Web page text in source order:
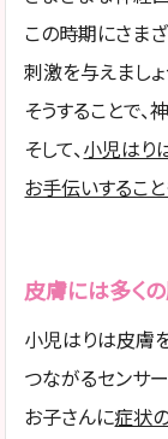
この時期にさま
刺激を与えましょ
そうすることで、
そして、小児はり
お手伝いするこ
皮膚には多く
小児はりは皮膚
つながるセンサ
お子さんに症状